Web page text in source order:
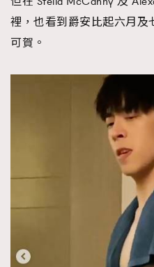
裡，也看到爵安比起六月及
可賀。